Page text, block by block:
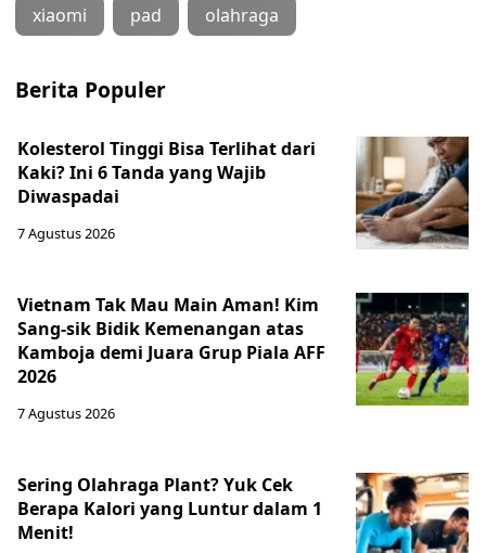
xiaomi pad olahraga
Berita Populer
Kolesterol Tinggi Bisa Terlihat dari
Kaki? Ini 6 Tanda yang Wajib
Diwaspadai
7 Agustus 2026
Vietnam Tak Mau Main Aman! Kim
Sang-sik Bidik Kemenangan atas
Kamboja demi Juara Grup Piala AFF
2026
7 Agustus 2026
Sering Olahraga Plant? Yuk Cek
Berapa Kalori yang Luntur dalam 1
Menit!